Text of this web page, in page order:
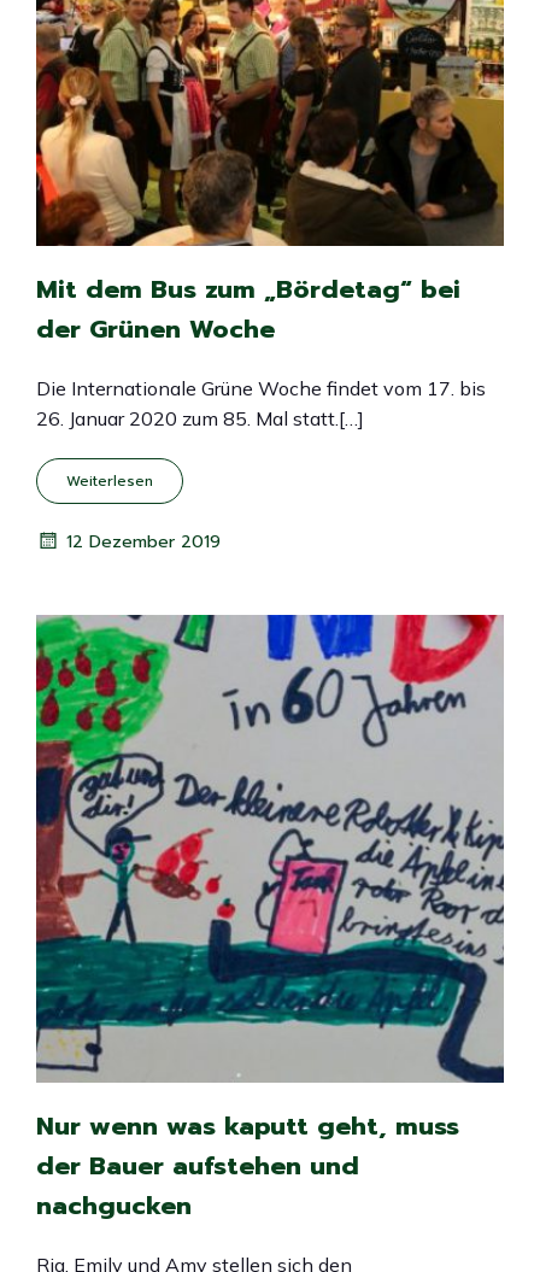
Mit dem Bus zum „Bördetag“ bei
der Grünen Woche
Die Internationale Grüne Woche findet vom 17. bis
26. Januar 2020 zum 85. Mal statt.[…]
Weiterlesen
12 Dezember 2019
Nur wenn was kaputt geht, muss
der Bauer aufstehen und
nachgucken
Ria, Emily und Amy stellen sich den